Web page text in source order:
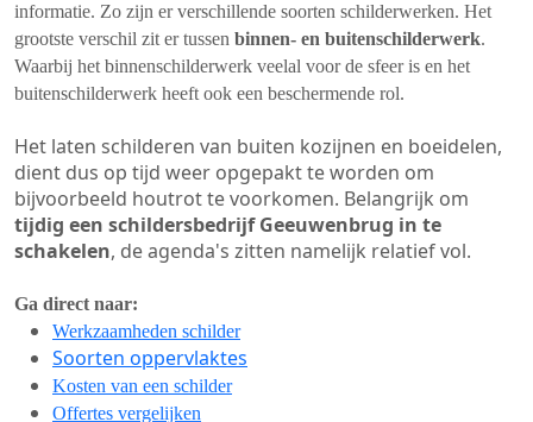
informatie. Zo zijn er verschillende soorten schilderwerken. Het
grootste verschil zit er tussen binnen- en buitenschilderwerk.
Waarbij het binnenschilderwerk veelal voor de sfeer is en het
buitenschilderwerk heeft ook een beschermende rol.
Het laten schilderen van buiten kozijnen en boeidelen,
dient dus op tijd weer opgepakt te worden om
bijvoorbeeld houtrot te voorkomen. Belangrijk om
tijdig een schildersbedrijf Geeuwenbrug in te
schakelen, de agenda's zitten namelijk relatief vol.
Ga direct naar:
Werkzaamheden schilder
Soorten oppervlaktes
Kosten van een schilder
Offertes vergelijken